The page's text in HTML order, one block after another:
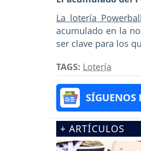
La lotería Powerball
acumulado en la
ser clave para los
TAGS: Lotería
SÍGUENOS
+ ARTÍCULOS